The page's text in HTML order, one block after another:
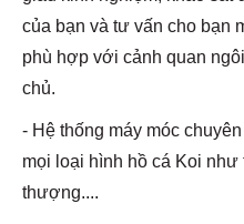
của bạn và tư vấn cho bạn
phù hợp với cảnh quan
chủ.
- Hệ thống máy móc
mọi loại hình hồ cá Koi
thượng....